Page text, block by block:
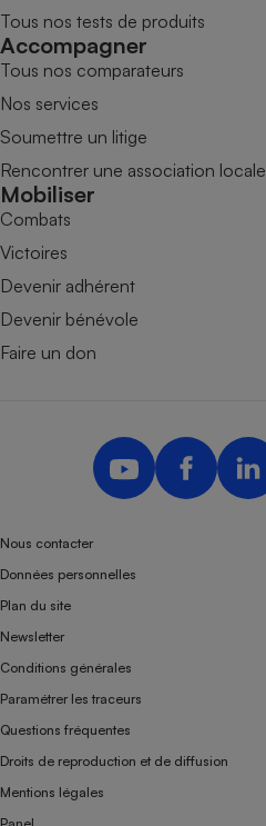
Tous nos tests de produits
Accompagner
Tous nos comparateurs
Nos services
Soumettre un litige
Rencontrer une association locale
Mobiliser
Combats
Victoires
Devenir adhérent
Devenir bénévole
Faire un don
Nous contacter
Données personnelles
Plan du site
Newsletter
Conditions générales
Paramétrer les traceurs
Questions fréquentes
Droits de reproduction et de diffusion
Mentions légales